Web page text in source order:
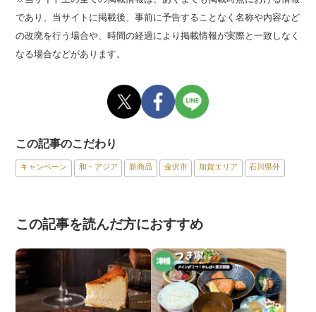
であり、当サイトに掲載後、事前に予告することなく名称や内容など
の改廃を行う場合や、時間の経過により掲載情報が実際と一致しなく
なる場合などがあります。
この記事のこだわり
キャンペーン 和・アジア 新商品 金沢市 加賀エリア 石川県外
この記事を読んだ方におすすめ